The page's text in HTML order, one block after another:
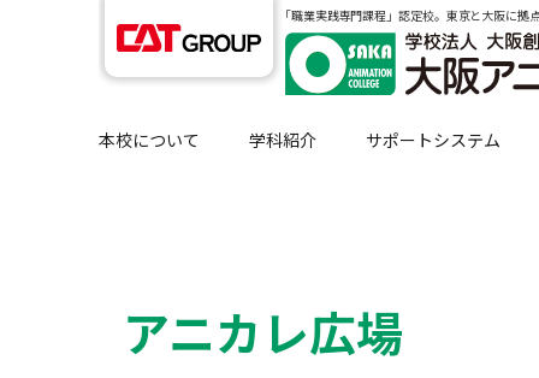
｢職業実践専門課程」認定校。東京と大阪に拠
本校について 学科紹介 サポートシステム
アニカレ広場